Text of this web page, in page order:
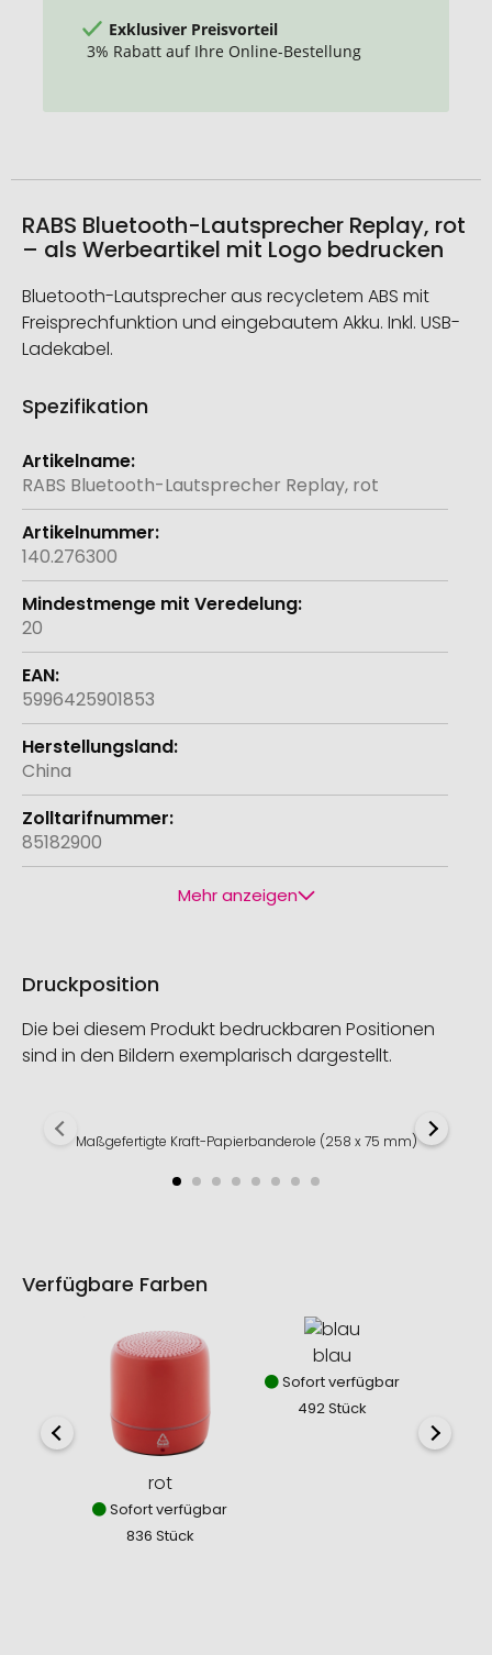
Exklusiver Preisvorteil
3% Rabatt auf Ihre Online-Bestellung
RABS Bluetooth-Lautsprecher Replay, rot
– als Werbeartikel mit Logo bedrucken
Bluetooth-Lautsprecher aus recycletem ABS mit
Freisprechfunktion und eingebautem Akku. Inkl. USB-
Ladekabel.
Spezifikation
Weitere
Informationen
RABS Bluetooth-Lautsprecher Replay, rot
140.276300
20
5996425901853
China
85182900
Mehr anzeigen
Druckposition
Die bei diesem Produkt bedruckbaren Positionen
sind in den Bildern exemplarisch dargestellt.
Maßgefertigte Kraft-Papierbanderole (258 x 75 mm)
Verfügbare Farben
rot
Sofort verfügbar
836 Stück
blau
Sofort verfügbar
492 Stück